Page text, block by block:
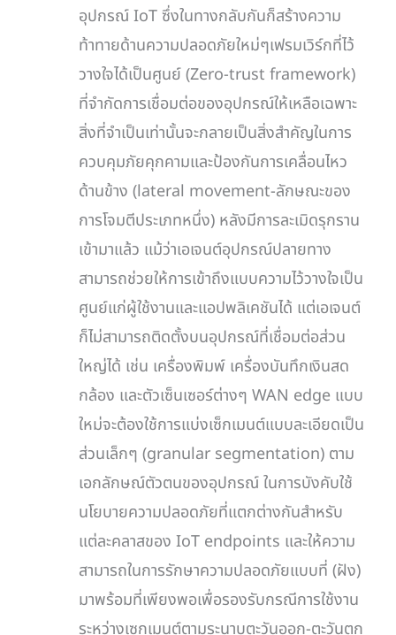
อุปกรณ์ IoT ซึ่งในทางกลับกันก็สร้างความ
ท้าทายด้านความปลอดภัยใหม่ๆเฟรมเวิร์กที่ไว้
วางใจได้เป็นศูนย์ (Zero-trust framework)
ที่จำกัดการเชื่อมต่อของอุปกรณ์ให้เหลือเฉพาะ
สิ่งที่จำเป็นเท่านั้นจะกลายเป็นสิ่งสำคัญในการ
ควบคุมภัยคุกคามและป้องกันการเคลื่อนไหว
ด้านข้าง (lateral movement-ลักษณะของ
การโจมตีประเภทหนึ่ง) หลังมีการละเมิดรุกราน
เข้ามาแล้ว แม้ว่าเอเจนต์อุปกรณ์ปลายทาง
สามารถช่วยให้การเข้าถึงแบบความไว้วางใจเป็น
ศูนย์แก่ผู้ใช้งานและแอปพลิเคชันได้ แต่เอเจนต์
ก็ไม่สามารถติดตั้งบนอุปกรณ์ที่เชื่อมต่อส่วน
ใหญ่ได้ เช่น เครื่องพิมพ์ เครื่องบันทึกเงินสด
กล้อง และตัวเซ็นเซอร์ต่างๆ WAN edge แบบ
ใหม่จะต้องใช้การแบ่งเซ็กเมนต์แบบละเอียดเป็น
ส่วนเล็กๆ (granular segmentation) ตาม
เอกลักษณ์ตัวตนของอุปกรณ์ ในการบังคับใช้
นโยบายความปลอดภัยที่แตกต่างกันสำหรับ
แต่ละคลาสของ IoT endpoints และให้ความ
สามารถในการรักษาความปลอดภัยแบบที่ (ฝัง)
มาพร้อมที่เพียงพอเพื่อรองรับกรณีการใช้งาน
ระหว่างเซกเมนต์ตามระนาบตะวันออก-ตะวันตก